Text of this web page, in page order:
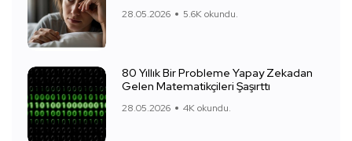
28.05.2026 5.6K okundu.
80 Yıllık Bir Probleme Yapay Zekadan
Gelen Matematikçileri Şaşırttı
28.05.2026 4K okundu.